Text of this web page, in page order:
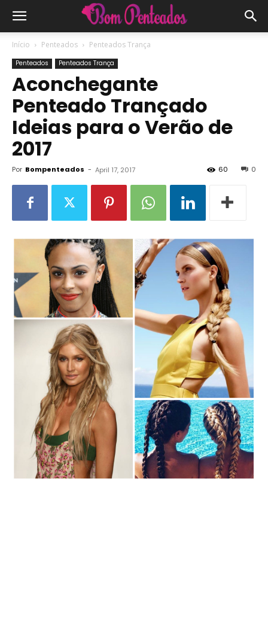
Início Penteados Penteados Trança
Penteados Penteados Trança
Aconchegante
Penteado Trançado
Ideias para o Verão de
2017
Por Bompenteados - April 17, 2017 0
60